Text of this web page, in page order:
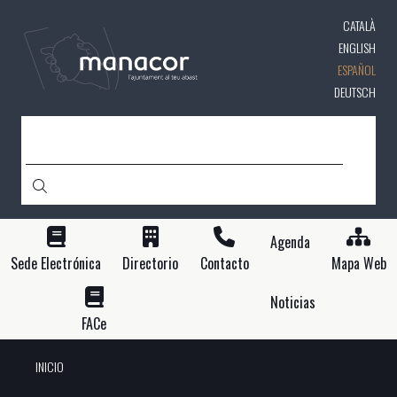
contenido
principal
CATALÀ
ENGLISH
ESPAÑOL
DEUTSCH
Sede Electrónica Directorio Contacto
Agenda
Mapa Web
FACe
Noticias
INICIO